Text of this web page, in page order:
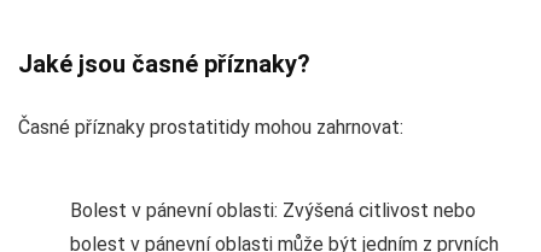
Jaké jsou časné příznaky?
Časné příznaky prostatitidy mohou zahrnovat:
Bolest v pánevní oblasti: Zvýšená citlivost nebo
bolest v pánevní oblasti může být jedním z prvních